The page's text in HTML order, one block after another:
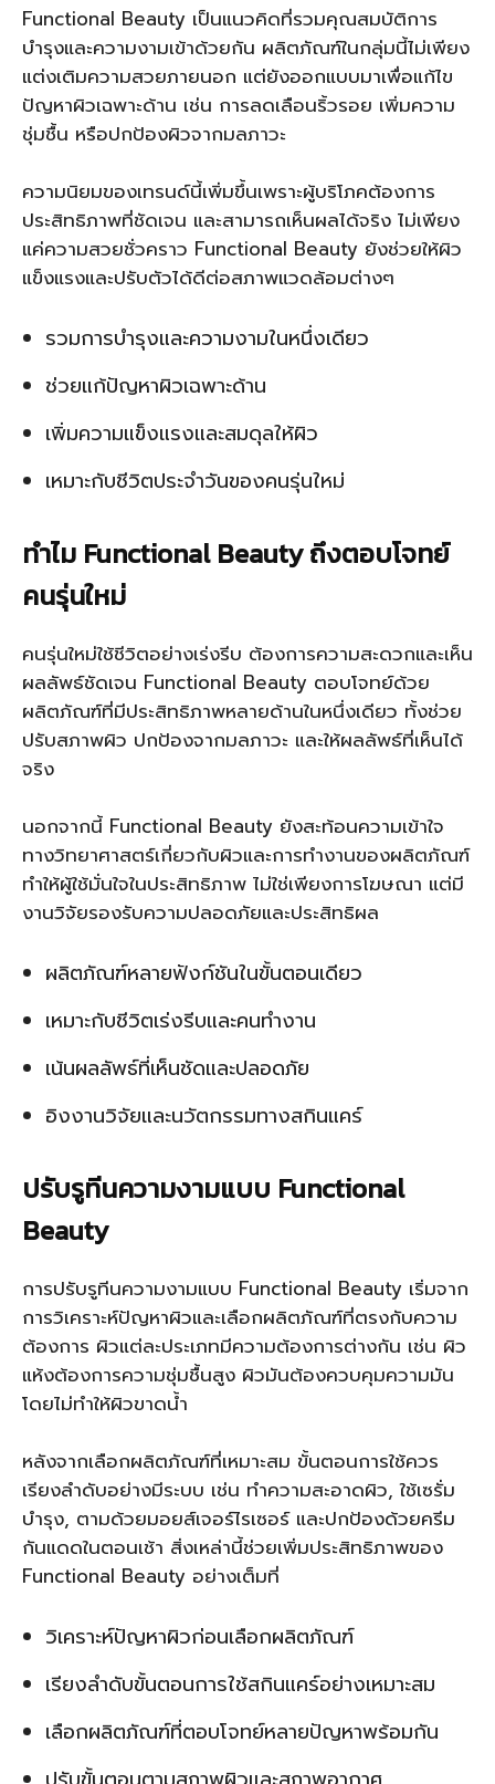
Functional Beauty เป็นแนวคิดที่รวมคุณสมบัติการ
บำรุงและความงามเข้าด้วยกัน ผลิตภัณฑ์ในกลุ่มนี้ไม่เพียง
แต่งเติมความสวยภายนอก แต่ยังออกแบบมาเพื่อแก้ไข
ปัญหาผิวเฉพาะด้าน เช่น การลดเลือนริ้วรอย เพิ่มความ
ชุ่มชื้น หรือปกป้องผิวจากมลภาวะ
ความนิยมของเทรนด์นี้เพิ่มขึ้นเพราะผู้บริโภคต้องการ
ประสิทธิภาพที่ชัดเจน และสามารถเห็นผลได้จริง ไม่เพียง
แค่ความสวยชั่วคราว Functional Beauty ยังช่วยให้ผิว
แข็งแรงและปรับตัวได้ดีต่อสภาพแวดล้อมต่างๆ
รวมการบำรุงและความงามในหนึ่งเดียว
ช่วยแก้ปัญหาผิวเฉพาะด้าน
เพิ่มความแข็งแรงและสมดุลให้ผิว
เหมาะกับชีวิตประจำวันของคนรุ่นใหม่
ทำไม Functional Beauty ถึงตอบโจทย์
คนรุ่นใหม่
คนรุ่นใหม่ใช้ชีวิตอย่างเร่งรีบ ต้องการความสะดวกและเห็น
ผลลัพธ์ชัดเจน Functional Beauty ตอบโจทย์ด้วย
ผลิตภัณฑ์ที่มีประสิทธิภาพหลายด้านในหนึ่งเดียว ทั้งช่วย
ปรับสภาพผิว ปกป้องจากมลภาวะ และให้ผลลัพธ์ที่เห็นได้
จริง
นอกจากนี้ Functional Beauty ยังสะท้อนความเข้าใจ
ทางวิทยาศาสตร์เกี่ยวกับผิวและการทำงานของผลิตภัณฑ์
ทำให้ผู้ใช้มั่นใจในประสิทธิภาพ ไม่ใช่เพียงการโฆษณา แต่มี
งานวิจัยรองรับความปลอดภัยและประสิทธิผล
ผลิตภัณฑ์หลายฟังก์ชันในขั้นตอนเดียว
เหมาะกับชีวิตเร่งรีบและคนทำงาน
เน้นผลลัพธ์ที่เห็นชัดและปลอดภัย
อิงงานวิจัยและนวัตกรรมทางสกินแคร์
ปรับรูทีนความงามแบบ Functional
Beauty
การปรับรูทีนความงามแบบ Functional Beauty เริ่มจาก
การวิเคราะห์ปัญหาผิวและเลือกผลิตภัณฑ์ที่ตรงกับความ
ต้องการ ผิวแต่ละประเภทมีความต้องการต่างกัน เช่น ผิว
แห้งต้องการความชุ่มชื้นสูง ผิวมันต้องควบคุมความมัน
โดยไม่ทำให้ผิวขาดน้ำ
หลังจากเลือกผลิตภัณฑ์ที่เหมาะสม ขั้นตอนการใช้ควร
เรียงลำดับอย่างมีระบบ เช่น ทำความสะอาดผิว, ใช้เซรั่ม
บำรุง, ตามด้วยมอยส์เจอร์ไรเซอร์ และปกป้องด้วยครีม
กันแดดในตอนเช้า สิ่งเหล่านี้ช่วยเพิ่มประสิทธิภาพของ
Functional Beauty อย่างเต็มที่
วิเคราะห์ปัญหาผิวก่อนเลือกผลิตภัณฑ์
เรียงลำดับขั้นตอนการใช้สกินแคร์อย่างเหมาะสม
เลือกผลิตภัณฑ์ที่ตอบโจทย์หลายปัญหาพร้อมกัน